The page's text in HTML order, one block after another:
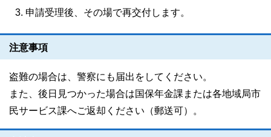
申請受理後、その場で再交付します。
注意事項
盗難の場合は、警察にも届出をしてください。
また、後日見つかった場合は国保年金課または各地域局市
民サービス課へご返却ください（郵送可）。